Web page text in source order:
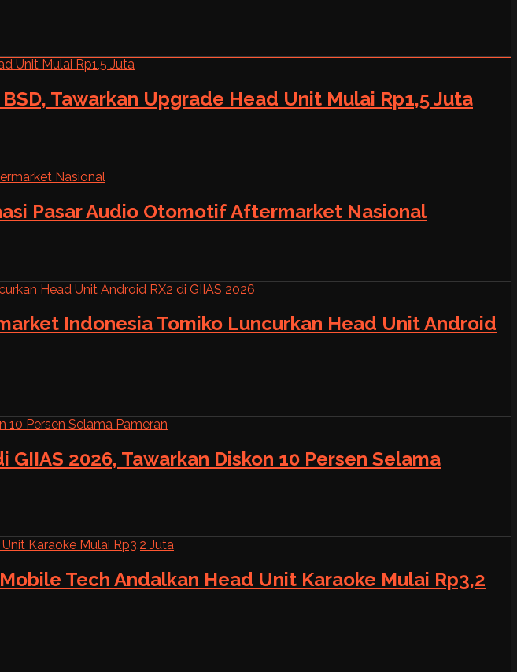
Tawarkan Upgrade Head Unit Mulai Rp1,5 Juta
Pasar Audio Otomotif Aftermarket Nasional
Indonesia Tomiko Luncurkan Head Unit Android
2026, Tawarkan Diskon 10 Persen Selama
Tech Andalkan Head Unit Karaoke Mulai Rp3,2